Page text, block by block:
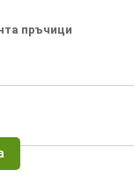
пръчици